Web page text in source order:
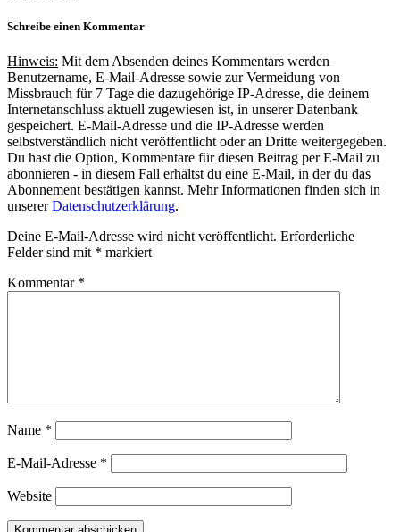
Schreibe einen Kommentar
Hinweis: Mit dem Absenden deines Kommentars werden
Benutzername, E-Mail-Adresse sowie zur Vermeidung von
Missbrauch für 7 Tage die dazugehörige IP-Adresse, die deinem
Internetanschluss aktuell zugewiesen ist, in unserer Datenbank
gespeichert. E-Mail-Adresse und die IP-Adresse werden
selbstverständlich nicht veröffentlicht oder an Dritte weitergegeben.
Du hast die Option, Kommentare für diesen Beitrag per E-Mail zu
abonnieren - in diesem Fall erhältst du eine E-Mail, in der du das
Abonnement bestätigen kannst. Mehr Informationen finden sich in
unsererDatenschutzerklärung.
Deine E-Mail-Adresse wird nicht veröffentlicht. Erforderliche
Felder sind mit * markiert
Kommentar *
Name *
E-Mail-Adresse *
Website